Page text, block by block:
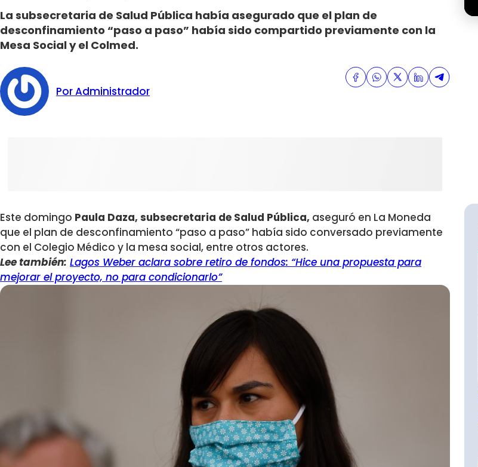
La subsecretaria de Salud Pública había asegurado que el plan de
desconfinamiento “paso a paso” había sido compartido previamente con la
Mesa Social y el Colmed.
Por Administrador
Este domingo Paula Daza, subsecretaria de Salud Pública, aseguró en La Moneda
que el plan de desconfinamiento “paso a paso” había sido conversado previamente
con el Colegio Médico y la mesa social, entre otros actores.
Lee también: Lagos Weber aclara sobre retiro de fondos: “Hice una propuesta para
mejorar el proyecto, no para condicionarlo”